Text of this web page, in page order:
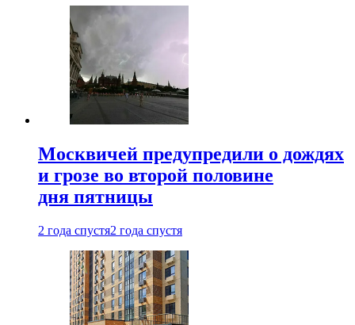
Москвичей предупредили о дождях
и грозе во второй половине
дня пятницы
2 года спустя2 года спустя